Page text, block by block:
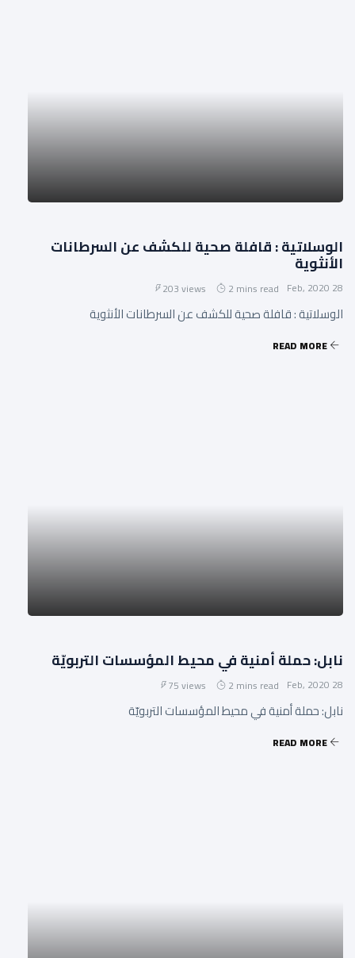
الوسلاتية : قافلة صحية للكشف عن السرطانات
الأنثوية
28 Feb, 2020
2 mins read
203 views
الوسلاتية : قافلة صحية للكشف عن السرطانات الأنثوية
READ MORE
نابل: حملة أمنية في محيط المؤسسات التربويّة
28 Feb, 2020
2 mins read
75 views
نابل: حملة أمنية في محيط المؤسسات التربويّة
READ MORE